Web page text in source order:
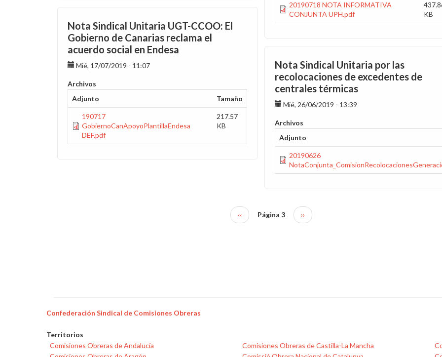
20190718 NOTA INFORMATIVA
CONJUNTA UPH.pdf
KB
Nota Sindical Unitaria UGT-CCOO: El
Gobierno de Canarias reclama el
acuerdo social en Endesa
Mié, 17/07/2019 - 11:07
Archivos
Adjunto
Tamaño
190717
GobiernoCanApoyoPlantillaEndesa
DEF.pdf
217.57
KB
Nota Sindical Unitaria por las
recolocaciones de excedentes de
centrales térmicas
Mié, 26/06/2019 - 13:39
Archivos
Adjunto
20190626
Página
anterior
‹‹ Página 3
Siguiente
página
››
Confederación Sindical de Comisiones Obreras
Territorios
Comisiones Obreras de Andalucía
Comisiones Obreras de Castilla-La Mancha